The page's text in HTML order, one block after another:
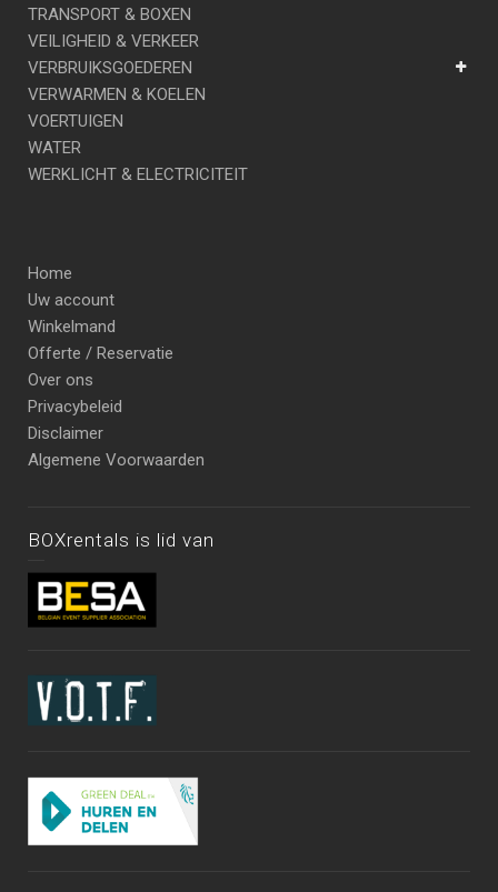
TRANSPORT & BOXEN
VEILIGHEID & VERKEER
VERBRUIKSGOEDEREN
VERWARMEN & KOELEN
VOERTUIGEN
WATER
WERKLICHT & ELECTRICITEIT
Home
Uw account
Winkelmand
Offerte / Reservatie
Over ons
Privacybeleid
Disclaimer
Algemene Voorwaarden
BOXrentals is lid van